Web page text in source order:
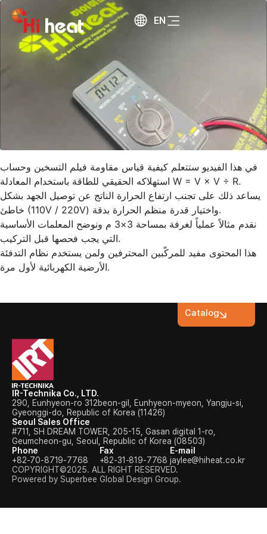
EN
في هذا الفيديو ستتعلم كيفية قياس مقاومة فيلم التسخين وحساب
استهلاكه الحقيقي للطاقة باستخدام المعادلة W = V × V ÷ R.
يساعد ذلك على تجنب ارتفاع الحرارة الناتج عن توصيل الجهد بشكل
خاطئ (110V / 220V) واختيار قدرة منظم الحرارة بدقة.
نقدم مثالاً عملياً لغرفة بمساحة 3×3 م ونوضح المعلمات الأساسية
التي يجب فحصها قبل التركيب.
هذا المحتوى مفيد للمركّبين المحترفين ولمن يستخدم نظام التدفئة
الأرضية الكهربائية لأول مرة.
IR-Technika Co., LTD.
290, Eunhyeon-ro 312beon-gil, Eunhyeon-myeon, Yangju-si,
Gyeonggi-do, Republic of Korea (11426)
Seoul Sales Office
#711, SH DREAM TOWER, 205-15, Gasan digital 1-ro,
Geumcheon-gu, Seoul, Republic of Korea (08503)
Phone
+82-70-8719-7768
Fax
+82-31-819-7768
E-mail
jaylee@hiheat.co.kr
COPYRIGHT©2025. ALL RIGHT RESERVED.
Powered by Superbee Global Design Group.
Catalog